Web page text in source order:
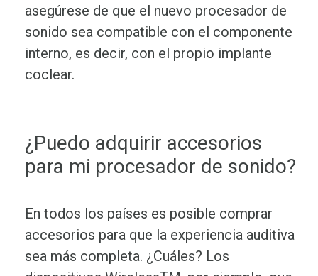
asegúrese de que el nuevo procesador de
sonido sea compatible con el componente
interno, es decir, con el propio implante
coclear.
¿Puedo adquirir accesorios
para mi procesador de sonido?
En todos los países es posible comprar
accesorios para que la experiencia auditiva
sea más completa. ¿Cuáles? Los